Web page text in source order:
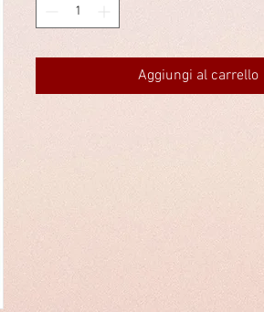
Aggiungi al carrello